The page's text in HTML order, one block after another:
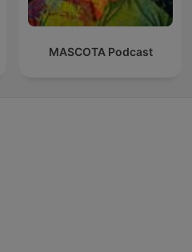
MASCOTA Podcast